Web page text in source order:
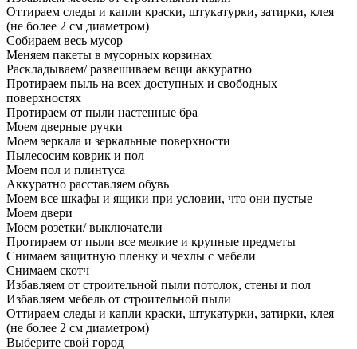
Оттираем следы и капли краски, штукатурки, затирки, клея
(не более 2 см диаметром)
Собираем весь мусор
Меняем пакеты в мусорных корзинах
Раскладываем/ развешиваем вещи аккуратно
Протираем пыль на всех доступных и свободных
поверхностях
Протираем от пыли настенные бра
Моем дверные ручки
Моем зеркала и зеркальные поверхности
Пылесосим коврик и пол
Моем пол и плинтуса
Аккуратно расставляем обувь
Моем все шкафы и ящики при условии, что они пустые
Моем двери
Моем розетки/ выключатели
Протираем от пыли все мелкие и крупные предметы
Снимаем защитную пленку и чехлы с мебели
Снимаем скотч
Избавляем от строительной пыли потолок, стены и пол
Избавляем мебель от строительной пыли
Оттираем следы и капли краски, штукатурки, затирки, клея
(не более 2 см диаметром)
Выберите свой город